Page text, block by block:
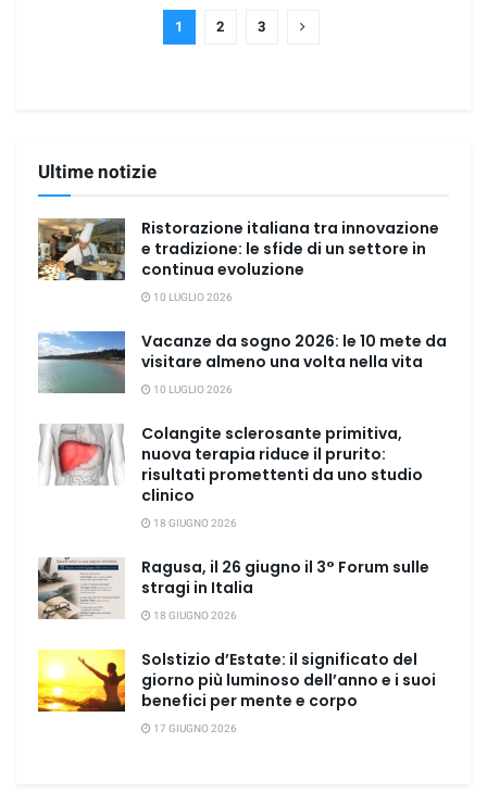
1 2 3
Ultime notizie
Ristorazione italiana tra innovazione
e tradizione: le sfide di un settore in
continua evoluzione
10 LUGLIO 2026
Vacanze da sogno 2026: le 10 mete da
visitare almeno una volta nella vita
10 LUGLIO 2026
Colangite sclerosante primitiva,
nuova terapia riduce il prurito:
risultati promettenti da uno studio
clinico
18 GIUGNO 2026
Ragusa, il 26 giugno il 3° Forum sulle
stragi in Italia
18 GIUGNO 2026
Solstizio d’Estate: il significato del
giorno più luminoso dell’anno e i suoi
benefici per mente e corpo
17 GIUGNO 2026